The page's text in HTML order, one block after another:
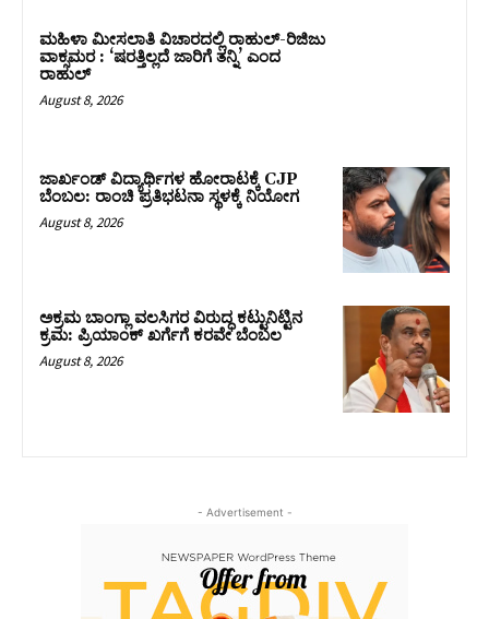
ಮಹಿಳಾ ಮೀಸಲಾತಿ ವಿಚಾರದಲ್ಲಿ ರಾಹುಲ್‌-ರಿಜಿಜು
ವಾಕ್ಸಮರ : ‘ಷರತ್ತಿಲ್ಲದೆ ಜಾರಿಗೆ ತನ್ನಿ’ ಎಂದ
ರಾಹುಲ್‌
August 8, 2026
ಜಾರ್ಖಂಡ್‌ ವಿದ್ಯಾರ್ಥಿಗಳ ಹೋರಾಟಕ್ಕೆ CJP
ಬೆಂಬಲ: ರಾಂಚಿ ಪ್ರತಿಭಟನಾ ಸ್ಥಳಕ್ಕೆ ನಿಯೋಗ
August 8, 2026
ಅಕ್ರಮ ಬಾಂಗ್ಲಾ ವಲಸಿಗರ ವಿರುದ್ಧ ಕಟ್ಟುನಿಟ್ಟಿನ
ಕ್ರಮ: ಪ್ರಿಯಾಂಕ್ ಖರ್ಗೆಗೆ ಕರವೇ ಬೆಂಬಲ
August 8, 2026
- Advertisement -